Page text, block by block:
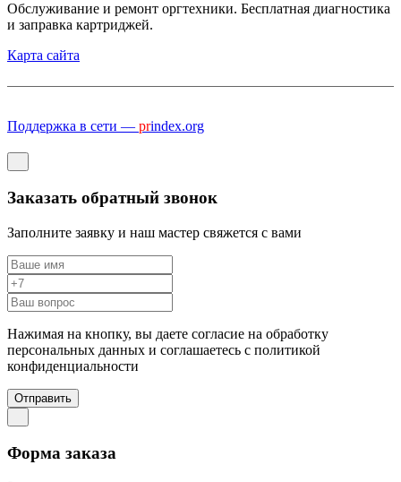
Обслуживание и ремонт оргтехники. Бесплатная диагностика
и заправка картриджей.
Карта сайта
Поддержка в сети — prindex.org
Заказать обратный звонок
Заполните заявку и наш мастер свяжется с вами
Нажимая на кнопку, вы даете согласие на обработку
персональных данных и соглашаетесь c политикой
конфиденциальности
Отправить
Форма заказа